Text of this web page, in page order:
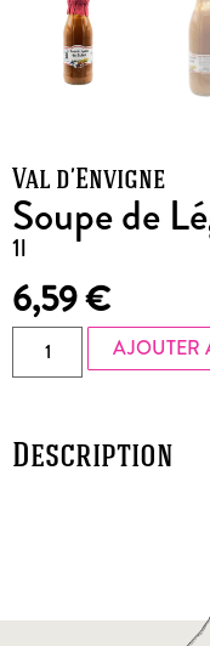
Val d’Envigne
Soupe de
1l
6,59€
AJOUTER
Description